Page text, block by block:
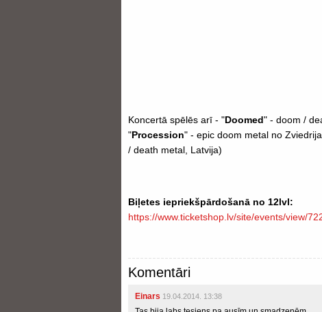
Koncertā spēlēs arī - "Doomed" - doom /
"Procession" - epic doom metal no
/ death metal, Latvija)
Biļetes iepriekšpārdošanā no 12lvl:
https://www.ticketshop.lv/site/events/view/
Komentāri
Einars 19.04.2014. 13:38